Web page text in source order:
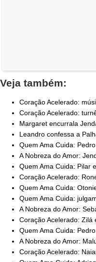
Veja também:
Coração Acelerado:
Coração Acelerado:
Margaret encurrala
Leandro confessa a
Quem Ama Cuida:
A Nobreza do Amor:
Quem Ama Cuida: Pilar
Coração Acelerado:
Quem Ama Cuida:
Quem Ama Cuida:
A Nobreza do Amor:
Coração Acelerado: Zilá
Quem Ama Cuida:
A Nobreza do Amor:
Coração Acelerado: